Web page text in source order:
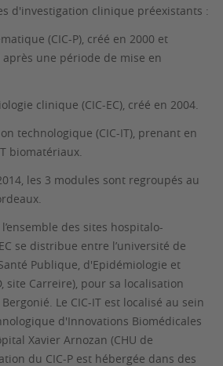
d'investigation clinique préexistants :
(CIC-P), créé en 2000 et
une période de mise en
clinique (CIC-EC), créé en 2004.
technologique (CIC-IT), prenant en
biomatériaux.
les 3 modules sont regroupés au
des sites hospitalo-
se distribue entre l’université de
Publique, d'Epidémiologie et
site Carreire), pour sa localisation
Le CIC-IT est localisé au sein
d'Innovations Biomédicales
Xavier Arnozan (CHU de
du CIC-P est hébergée dans des